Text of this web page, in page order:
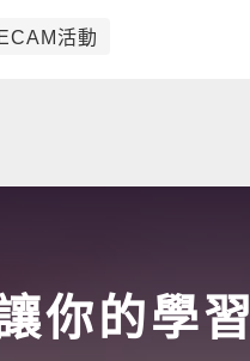
！
ECAM活動
你的學習